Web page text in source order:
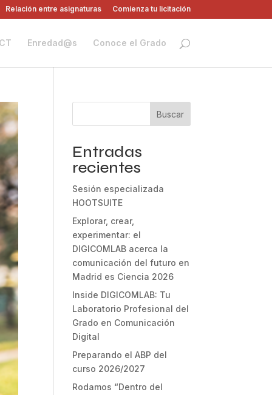
Relación entre asignaturas Comienza tu licitación
Enredad@s Conoce el Grado
Buscar
Entradas
recientes
Sesión especializada
HOOTSUITE
Explorar, crear,
experimentar: el
DIGICOMLAB acerca la
comunicación del futuro en
Madrid es Ciencia 2026
Inside DIGICOMLAB: Tu
Laboratorio Profesional del
Grado en Comunicación
Digital
Preparando el ABP del
curso 2026/2027
Rodamos “Dentro del